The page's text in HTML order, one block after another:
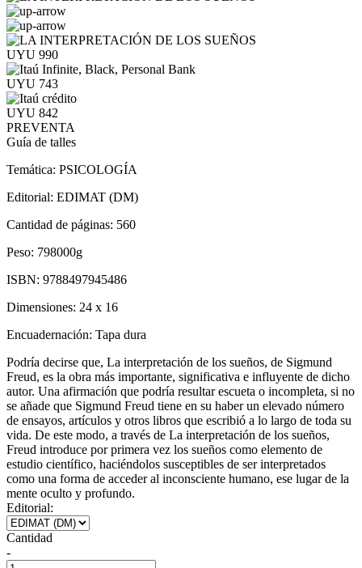
UYU 990
UYU 743
UYU 842
PREVENTA
Guía de talles
Temática: PSICOLOGÍA
Editorial: EDIMAT (DM)
Cantidad de páginas: 560
Peso: 798000g
ISBN: 9788497945486
Dimensiones: 24 x 16
Encuadernación: Tapa dura
Podría decirse que, La interpretación de los sueños, de Sigmund
Freud, es la obra más importante, significativa e influyente de dicho
autor. Una afirmación que podría resultar escueta o incompleta, si no
se añade que Sigmund Freud tiene en su haber un elevado número
de ensayos, artículos y otros libros que escribió a lo largo de toda su
vida. De este modo, a través de La interpretación de los sueños,
Freud introduce por primera vez los sueños como elemento de
estudio científico, haciéndolos susceptibles de ser interpretados
como una forma de acceder al inconsciente humano, ese lugar de la
mente oculto y profundo.
Editorial:
Cantidad
-